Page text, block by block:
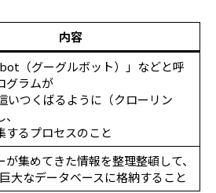
内容
（グーグルボット）」などと呼
グラムが
いつくばるように（クローリン
するプロセスのこと
が集めてきた情報を整理整頓して、
大なデータベースに格納すること